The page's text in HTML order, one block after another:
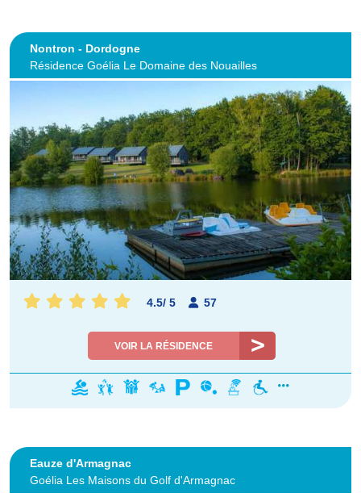
Nontron - Dordogne
Résidence Goélia Le Domaine des Nouailles
4.5/ 5 57
VOIR LA RÉSIDENCE
Eauze d'Armagnac
Goélia Les Maisons du Golf d'Armagnac